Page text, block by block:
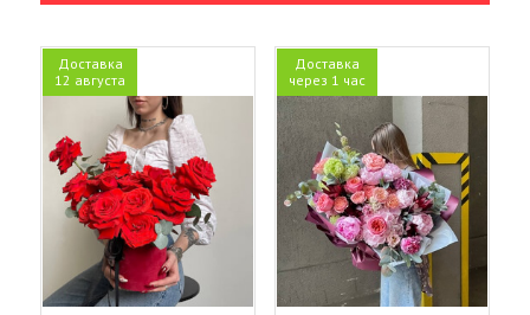
Доставка
12 августа
Доставка
через 1 час